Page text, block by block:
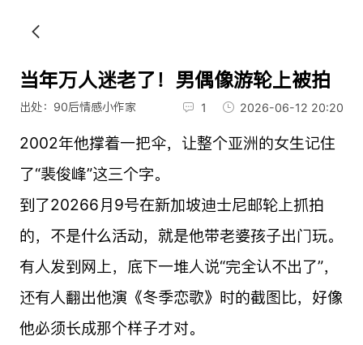
当年万人迷老了！男偶像游轮上被拍
出处：90后情感小作家 1 2026-06-12 20:20
2002年他撑着一把伞，让整个亚洲的女生记住
了“裴俊峰”这三个字。
到了20266月9号在新加坡迪士尼邮轮上抓拍
的，不是什么活动，就是他带老婆孩子出门玩。
有人发到网上，底下一堆人说“完全认不出了”，
还有人翻出他演《冬季恋歌》时的截图比，好像
他必须长成那个样子才对。